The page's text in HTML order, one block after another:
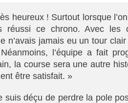
heureux ! Surtout lorsque
réussi ce chrono. Avec les
n’avais jamais eu un tour
l’équipe a fait
la course sera une autre
être satisfait. »
suis déçu de perdre la pole